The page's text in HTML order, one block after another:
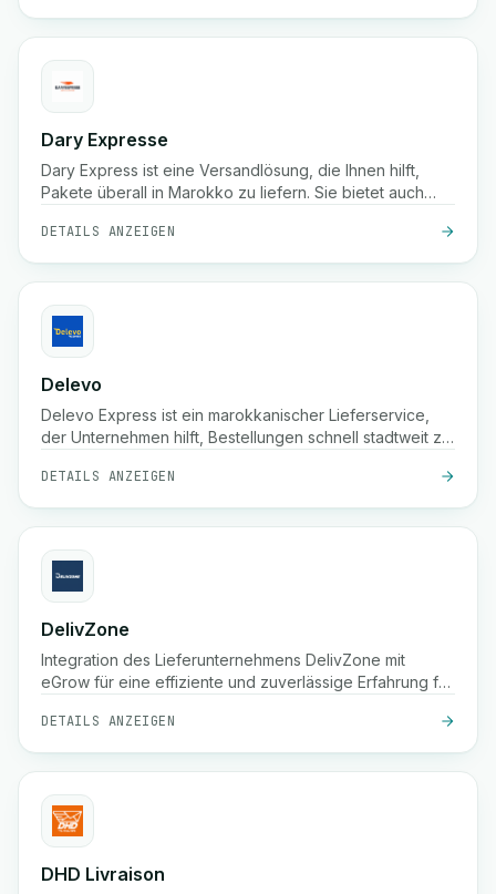
Dary Expresse
Dary Express ist eine Versandlösung, die Ihnen hilft,
Pakete überall in Marokko zu liefern. Sie bietet auch
verwalten und bietet viele zusätzliche Vorteile.
DETAILS ANZEIGEN
Delevo
Delevo Express ist ein marokkanischer Lieferservice,
der Unternehmen hilft, Bestellungen schnell stadtweit zu
Abfertigung und zuverlässiger Zustellung auf der letzten
Meile, um sicherzustellen, dass Pakete pünktlich bei den
Kunden ankommen.
DETAILS ANZEIGEN
DelivZone
Integration des Lieferunternehmens DelivZone mit
eGrow für eine effiziente und zuverlässige Erfahrung für
DETAILS ANZEIGEN
DHD Livraison